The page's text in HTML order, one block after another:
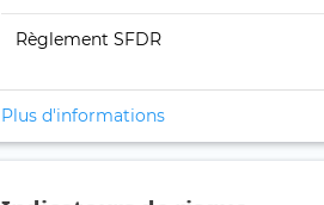
Règlement SFDR
Plus d'informations